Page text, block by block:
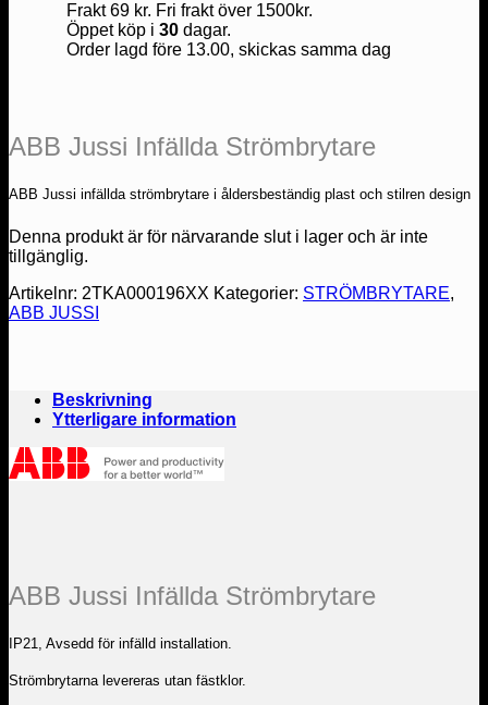
Frakt 69 kr. Fri frakt över 1500kr.
Öppet köp i 30dagar.
Order lagd före 13.00, skickas samma dag
ABB Jussi Infällda Strömbrytare
ABB Jussi infällda strömbrytare i åldersbeständig plast och stilren design
Denna produkt är för närvarande slut i lager och är inte
tillgänglig.
Artikelnr: 2TKA000196XX Kategorier: STRÖMBRYTARE,
ABB JUSSI
Beskrivning
Ytterligare information
ABB Jussi Infällda Strömbrytare
IP21, Avsedd för infälld installation.
Strömbrytarna levereras utan fästklor.